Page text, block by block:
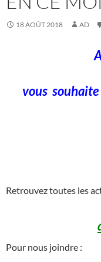
18 AOÛT 2018 AD
vous
Retrouvez toutes les
Pour nous joindre :